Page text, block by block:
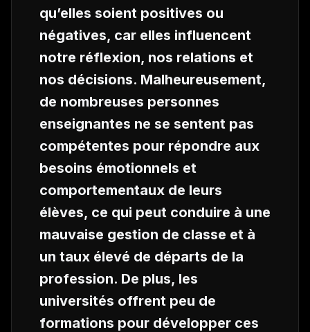
qu’elles soient positives ou
négatives, car elles influencent
notre réflexion, nos relations et
nos décisions. Malheureusement,
de nombreuses personnes
enseignantes ne se sentent pas
compétentes pour répondre aux
besoins émotionnels et
comportementaux de leurs
élèves, ce qui peut conduire à une
mauvaise gestion de classe et à
un taux élevé de départs de la
profession. De plus, les
universités offrent peu de
formations pour développer ces